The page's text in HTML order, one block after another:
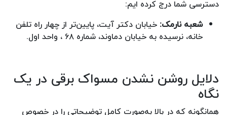
دسترسی شما درج کرده ایم:
شعبه نارمک: خیابان دکتر آیت، پایین‌تر از چهار راه تلفن
خانه، نرسیده به خیابان دماوند، شماره ۶۸ ، واحد اول.
دلایل روشن نشدن مسواک برقی در یک
نگاه
همانگونه که در بالا به‌صورت کامل توضیحاتی را در خصوص